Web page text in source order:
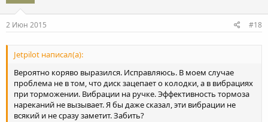
2 Июн 2015 #18
Jetpilot написал(а):
Вероятно коряво выразился. Исправляюсь. В моем случае
проблема не в том, что диск зацепает о колодки, а в вибрациях
при торможении. Вибрации на ручке. Эффективность тормоза
нареканий не вызывает. Я бы даже сказал, эти вибрации не
всякий и не сразу заметит. Забить?